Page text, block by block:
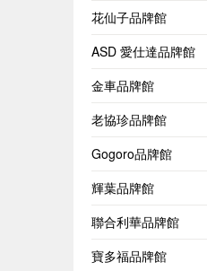
花仙子品牌館
ASD 愛仕達品牌館
金車品牌館
老協珍品牌館
Gogoro品牌館
輝葉品牌館
聯合利華品牌館
寶多福品牌館